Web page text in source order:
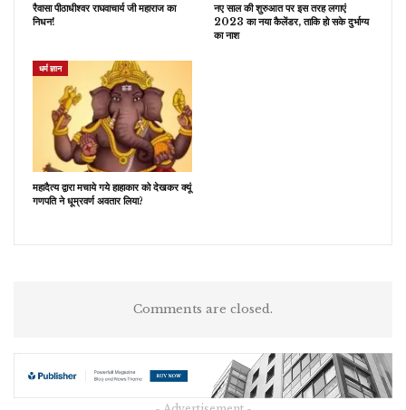
रैवासा पीठाधीश्वर राघवाचार्य जी महाराज का
निधन!
नए साल की शुरुआत पर इस तरह लगाएं
2023 का नया कैलेंडर, ताकि हो सके दुर्भाग्य
का नाश
धर्म ज्ञान
महादैत्य द्वारा मचाये गये हाहाकार को देखकर क्यूं
गणपति ने धूम्रवर्ण अवतार लिया?
Comments are closed.